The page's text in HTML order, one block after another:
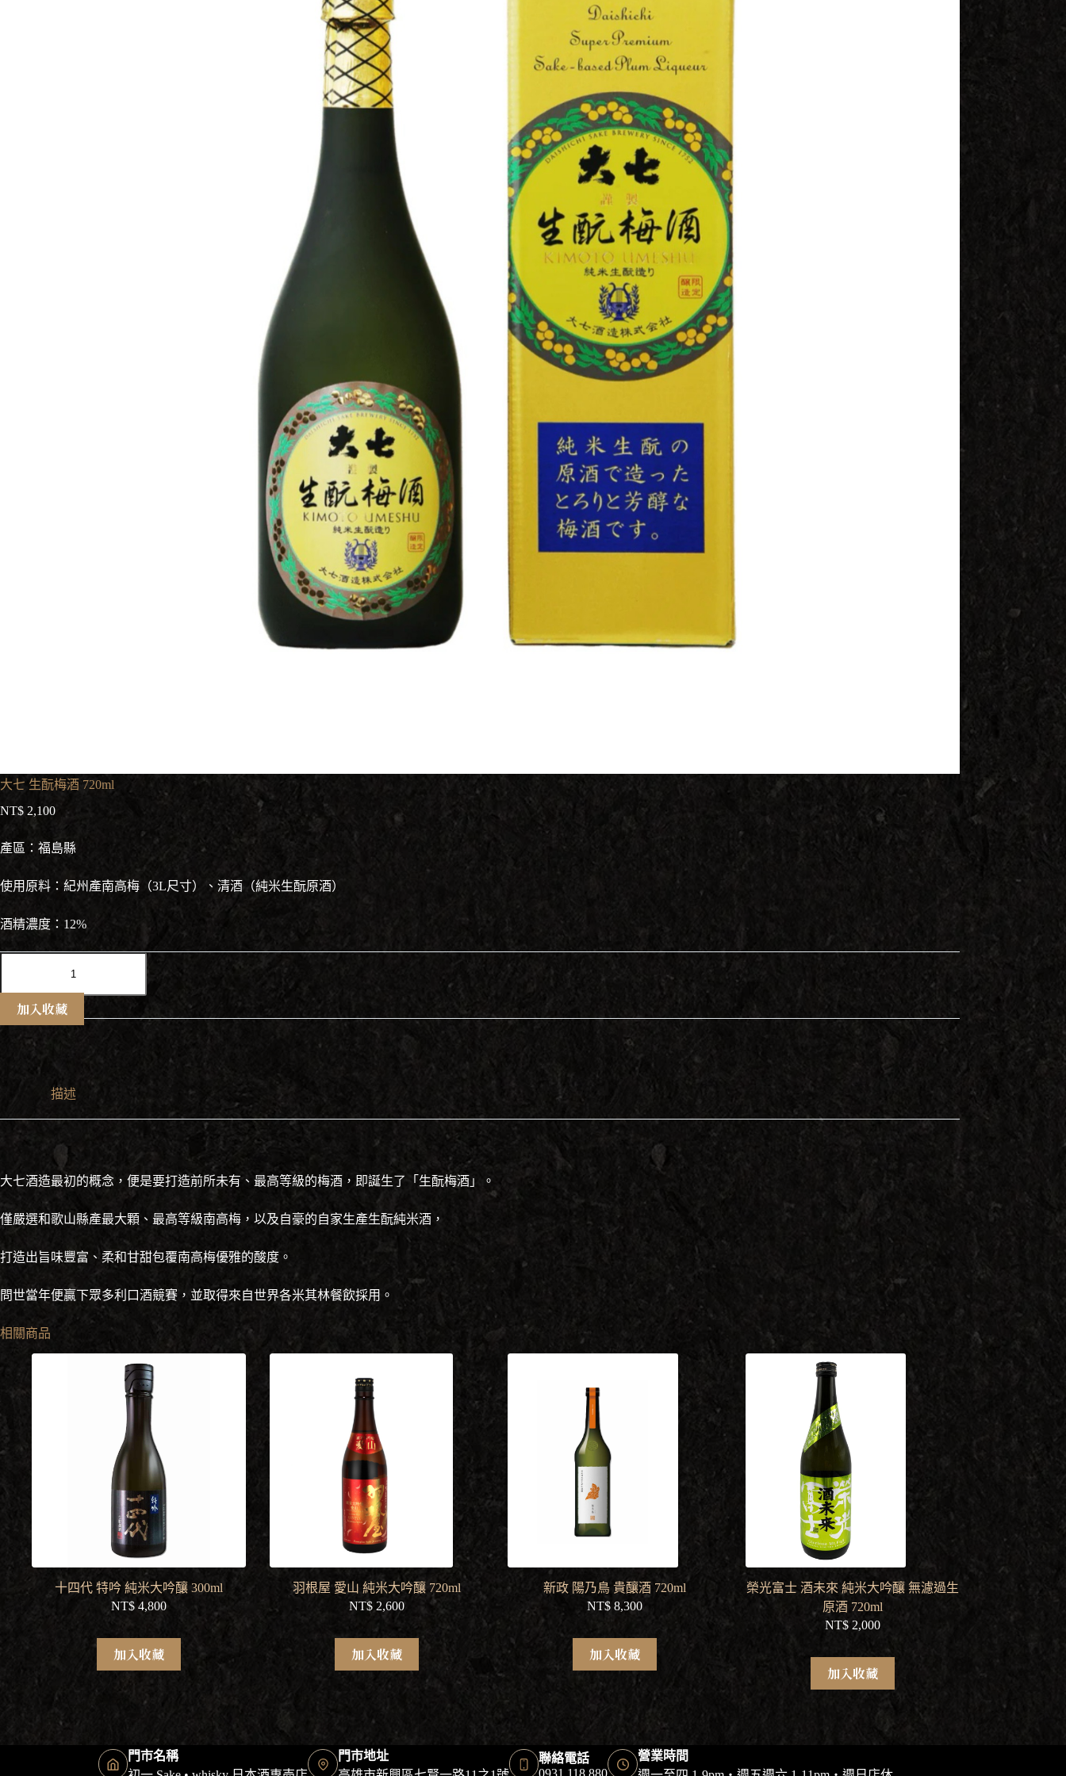
大七 生酛梅酒 720ml
NT$ 2,100
產區：福島縣
使用原料：紀州產南高梅（3L尺寸）、清酒（純米生酛原酒）
酒精濃度：12%
生
梅
加入收藏
描述
大七酒造最初的概念，便是要打造前所未有、最高等級的梅酒，即誕生了「生酛梅酒」。
僅嚴選和歌山縣產最大顆、最高等級南高梅，以及自豪的自家生產生酛純米酒，
打造出旨味豐富、柔和甘甜包覆南高梅優雅的酸度。
問世當年便贏下眾多利口酒競賽，並取得來自世界各米其林餐飲採用。
相關商品
十四代 特吟 純米大吟釀 300ml
NT$4,800
加入收藏
羽根屋 愛山 純米大吟釀 720ml
NT$2,600
加入收藏
新政 陽乃鳥 貴釀酒 720ml
NT$8,300
加入收藏
榮光富士 酒未來 純米大吟釀 無濾過生
原酒 720ml
NT$2,000
加入收藏
門市名稱
門市地址
聯絡電話
0931 118 880
營業時間